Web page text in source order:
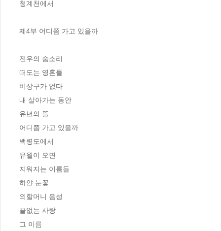
청계천에서
제4부 어디쯤 가고 있을까
전우의 숨소리
떠도는 영혼들
비상구가 없다
내 살아가는 동안
유년의 뜰
어디쯤 가고 있을까
백령도에서
유월이 오면
지워지는 이름들
하얀 눈꽃
외할머니 음성
끝없는 사랑
그 이름